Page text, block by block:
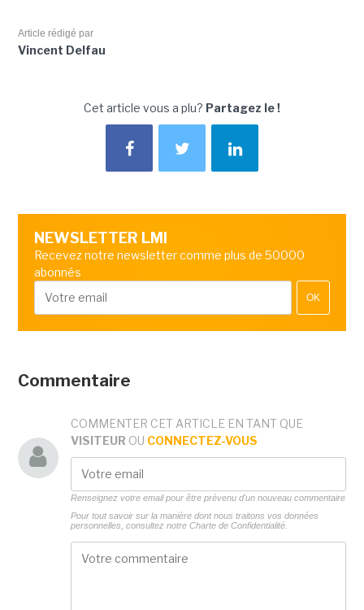
Article rédigé par
Vincent Delfau
Cet article vous a plu? Partagez le !
NEWSLETTER LMI
Recevez notre newsletter comme plus de 50000
abonnés
OK
Commentaire
COMMENTER CET ARTICLE EN TANT QUE
VISITEUR OU CONNECTEZ-VOUS
Renseignez votre email pour être prévenu d'un nouveau commentaire
Pour tout savoir sur la manière dont nous traitons vos données
personnelles, consultez notre Charte de Confidentialité.